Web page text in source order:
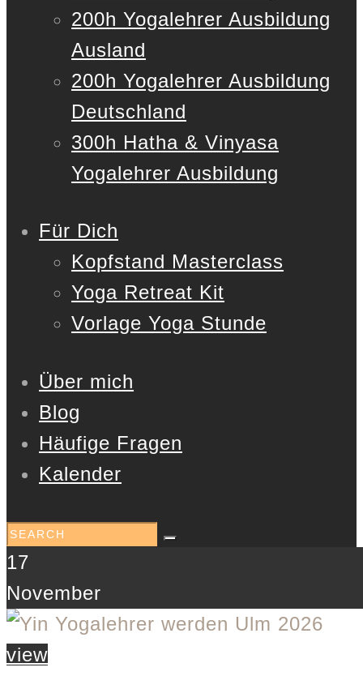
200h Yogalehrer Ausbildung
Ausland
200h Yogalehrer Ausbildung
Deutschland
300h Hatha & Vinyasa
Yogalehrer Ausbildung
Für Dich
Kopfstand Masterclass
Yoga Retreat Kit
Vorlage Yoga Stunde
Über mich
Blog
Häufige Fragen
Kalender
17
November
view